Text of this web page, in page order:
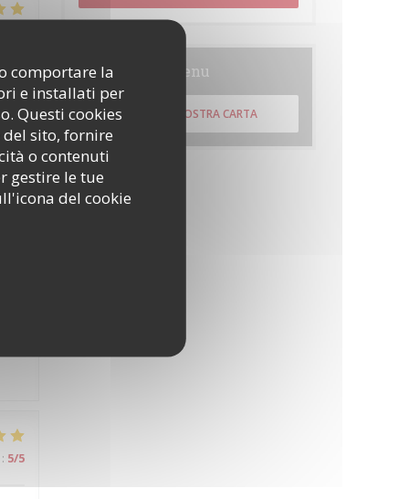
comportare la
e installati per
Questi cookies
sito, fornire
o contenuti
gestire le tue
del cookie
:4/5
: 5/5
Menu
SCOPRI LA NOSTRA CARTA